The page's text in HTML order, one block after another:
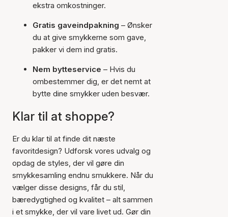
ekstra omkostninger.
Gratis gaveindpakning – Ønsker
du at give smykkerne som gave,
pakker vi dem ind gratis.
Nem bytteservice – Hvis du
ombestemmer dig, er det nemt at
bytte dine smykker uden besvær.
Klar til at shoppe?
Er du klar til at finde dit næste
favoritdesign? Udforsk vores udvalg og
opdag de styles, der vil gøre din
smykkesamling endnu smukkere. Når du
vælger disse designs, får du stil,
bæredygtighed og kvalitet – alt sammen
i et smykke, der vil vare livet ud. Gør din